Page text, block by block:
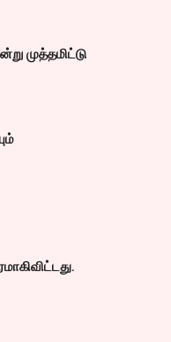
முத்தமிட்டு